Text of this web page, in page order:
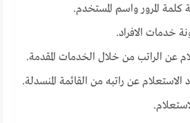
المرور واسم المستخدم.
خدمات الافراد.
عن الراتب من خلال الخدمات المقدمة.
الاستعلام عن راتبه من القائمة المنسدلة.